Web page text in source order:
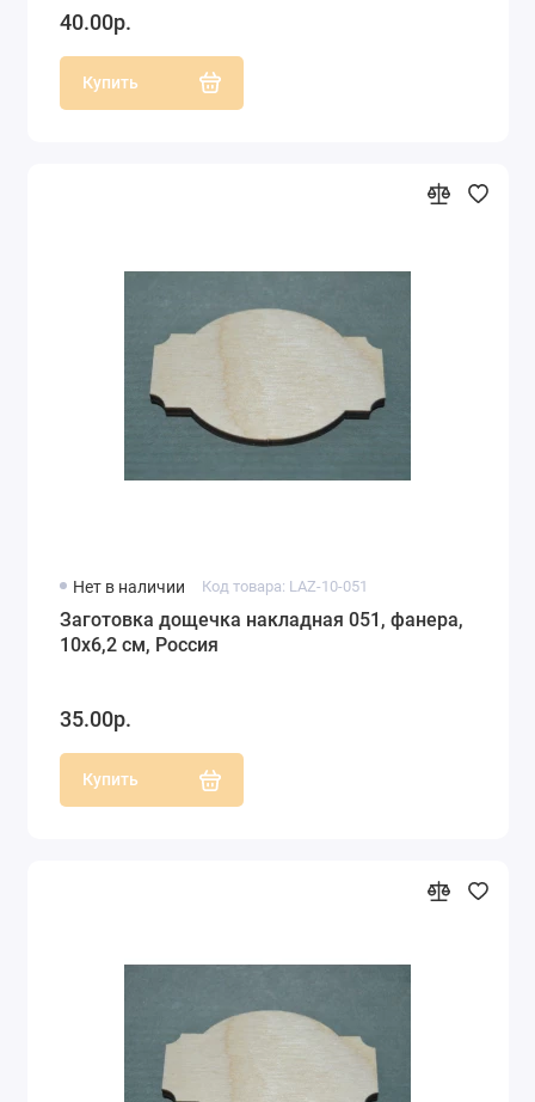
40.00р.
Купить
Нет в наличии Код товара: LAZ-10-051
Заготовка дощечка накладная 051, фанера,
10х6,2 см, Россия
35.00р.
Купить